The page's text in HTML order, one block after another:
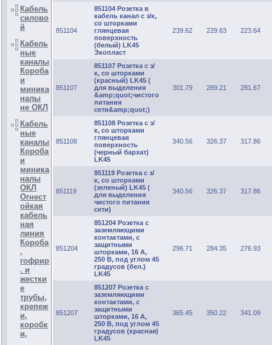
Кабель
силово
й
Кабель
ные
каналы
Короба
и
миника
налы
не ОКЛ
Кабель
ные
каналы
Короба
и
миника
налы
ОКЛ
Огнест
ойкая
кабель
ная
линия
Короба
,
гофрир
. и
жестки
е
трубы,
крепеж
и,
коробк
и,
851104
851104 Розетка в
кабель канал с з/к,
со шторками
глянцевая
поверхность
(белый) LK45
Экопласт
239.62 229.63 223.64
851107
851107 Розетка с з/
к, со шторками
(красный) LK45 (
для выделения
&amp;quot;чиcтого
питания
сети&amp;quot;)
301.79 289.21 281.67
851108
851108 Розетка с з/
к, со шторками
глянцевая
поверхность
(черный бархат)
LK45
340.56 326.37 317.86
851119
851119 Розетка с з/
к, со шторками
(зеленый) LK45 (
для выделения
чиcтого питания
сети)
340.56 326.37 317.86
851204
851204 Розетка с
заземляющими
контактами, с
защитными
шторками, 16 А,
250 В, под углом 45
градусов (бел.)
LK45
296.71 284.35 276.93
851207
851207 Розетка с
заземляющими
контактами, с
защитными
шторками, 16 А,
250 В, под углом 45
градусов (красная)
LK45
365.45 350.22 341.09